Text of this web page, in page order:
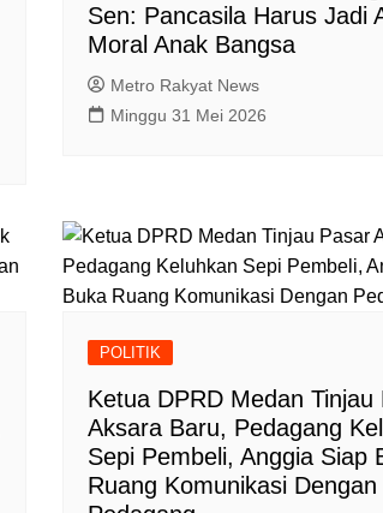
Sen: Pancasila Harus Jadi
Moral Anak Bangsa
Metro Rakyat News
Minggu 31 Mei 2026
POLITIK
Ketua DPRD Medan Tinjau
Aksara Baru, Pedagang
Sepi Pembeli, Anggia Siap
Ruang Komunikasi Dengan